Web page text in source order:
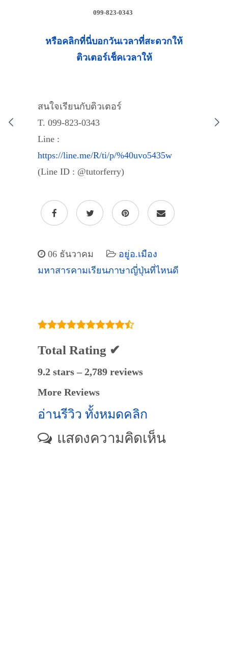
099-823-0343
หรือคลิกที่นี่บอกวันเวลาที่สะดวกให้
ติวเตอร์เช็คเวลาให้
สนใจเรียนกับติวเตอร์
T. 099-823-0343
Line :
https://line.me/R/ti/p/%40uvo5435w
(Line ID : @tutorferry)
06 ธันวาคม
อยู่อ.เมือง
มหาสารคามเรียนภาษาญี่ปุ่นที่ไหนดี
Total Rating ✔
9.2 stars – 2,789 reviews
More Reviews
อ่านรีวิว ทั้งหมดคลิก
แสดงความคิดเห็น